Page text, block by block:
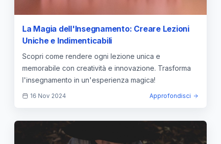
La Magia dell'Insegnamento: Creare Lezioni
Uniche e Indimenticabili
Scopri come rendere ogni lezione unica e
memorabile con creatività e innovazione. Trasforma
l'insegnamento in un'esperienza magica!
16 Nov 2024 Approfondisci